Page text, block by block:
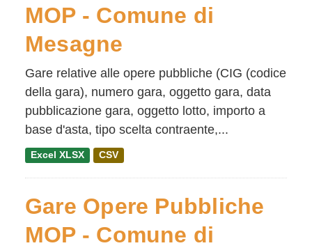
MOP - Comune di
Mesagne
Gare relative alle opere pubbliche (CIG (codice
della gara), numero gara, oggetto gara, data
pubblicazione gara, oggetto lotto, importo a
base d'asta, tipo scelta contraente,...
Excel XLSX CSV
Gare Opere Pubbliche
MOP - Comune di